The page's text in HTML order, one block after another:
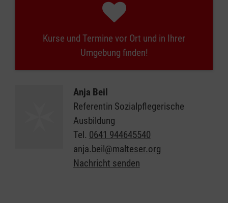
Kurse und Termine vor Ort und in Ihrer
Umgebung finden!
Anja Beil
Referentin Sozialpflegerische
Ausbildung
Tel. 0641 944645540
anja.beil@malteser.org
Nachricht senden